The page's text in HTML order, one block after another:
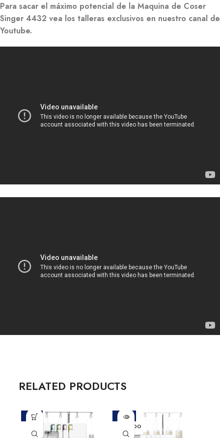
Para sacar el máximo potencial de la Maquina de Coser
Singer 4432 vea los talleras exclusivos en nuestro canal de
Youtube.
RELATED PRODUCTS
-15%
-20%
VENDIDO